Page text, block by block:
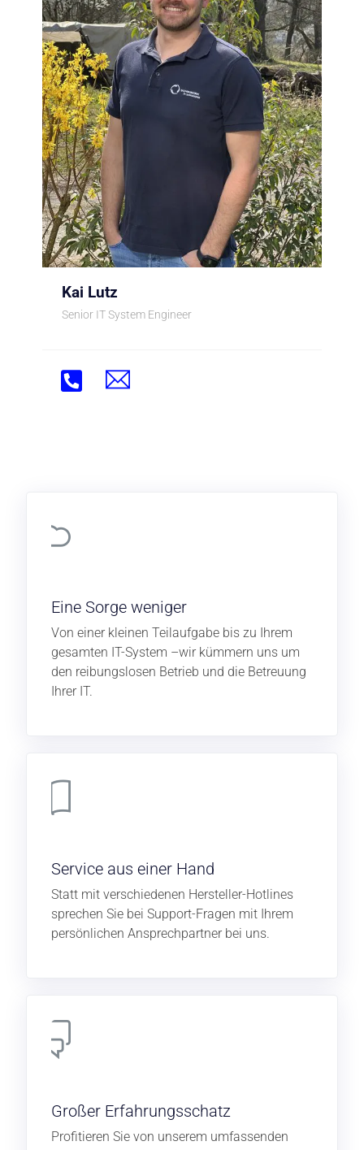
Kai Lutz
Senior IT System Engineer
Eine Sorge weniger
Von einer kleinen Teilaufgabe bis zu Ihrem
gesamten IT-System –wir kümmern uns um
den reibungslosen Betrieb und die Betreuung
Ihrer IT.
Service aus einer Hand
Statt mit verschiedenen Hersteller-Hotlines
sprechen Sie bei Support-Fragen mit Ihrem
persönlichen Ansprechpartner bei uns.
Großer Erfahrungsschatz
Profitieren Sie von unserem umfassenden